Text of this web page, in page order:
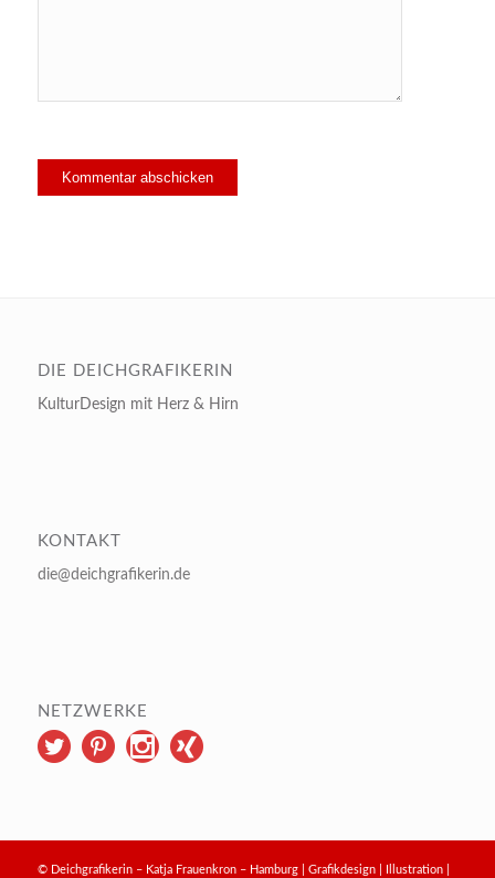
DIE DEICHGRAFIKERIN
KulturDesign mit Herz & Hirn
KONTAKT
die@deichgrafikerin.de
NETZWERKE
© Deichgrafikerin – Katja Frauenkron – Hamburg | Grafikdesign | Illustration |